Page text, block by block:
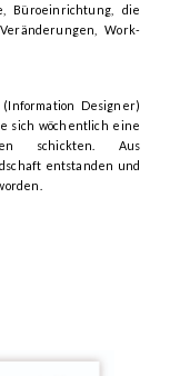
Büroeinrichtung, die
Work-
Designer)
sich wöchentlich eine
schickten. Aus
entstanden und